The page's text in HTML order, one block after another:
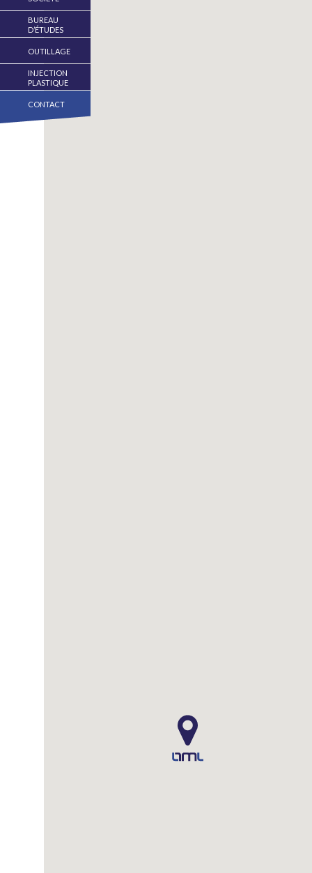
BUREAU
D’ÉTUDES
OUTILLAGE
INJECTION
PLASTIQUE
CONTACT